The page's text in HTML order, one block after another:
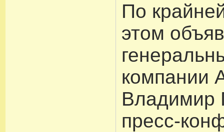
По
этом
компании
Владимир
пресс-